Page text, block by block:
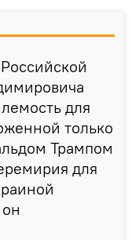
для
только
Трампом
для